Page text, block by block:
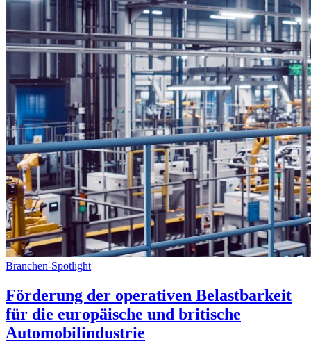
Branchen-Spotlight
Förderung der operativen Belastbarkeit
für die europäische und britische
Automobilindustrie